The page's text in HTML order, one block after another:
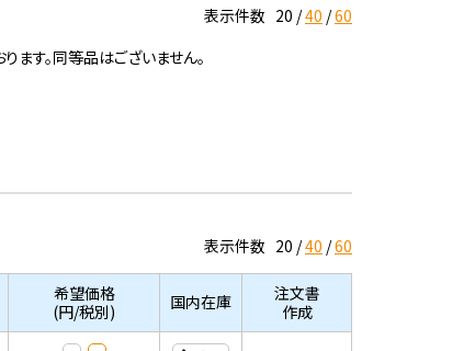
表示件数 20 40 60
す。同等品はございません。
表示件数 20 40 60
希望価格
(円/税別)
国内在庫
注文書
作成